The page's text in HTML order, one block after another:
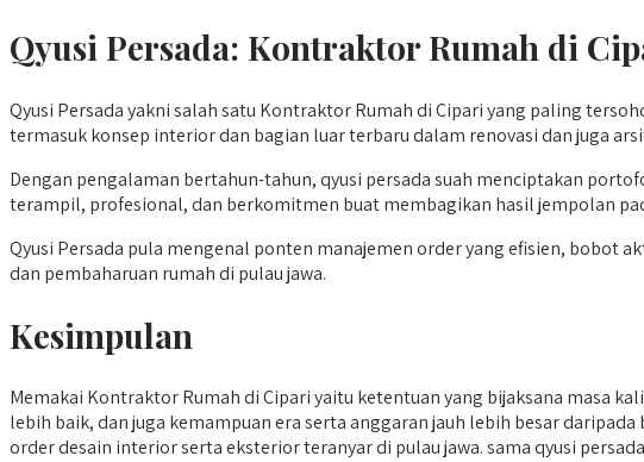
Qyusi Persada: Kontraktor Rumah di
Qyusi Persada yakni salah satu Kontraktor Rumah di Cipari yang paling
termasuk konsep interior dan bagian luar terbaru dalam renovasi dan juga
Dengan pengalaman bertahun-tahun, qyusi persada suah menciptakan
terampil, profesional, dan berkomitmen buat membagikan hasil jempolan
Qyusi Persada pula mengenal ponten manajemen order yang efisien, bobot
dan pembaharuan rumah di pulau jawa.
Kesimpulan
Memakai Kontraktor Rumah di Cipari yaitu ketentuan yang bijaksana masa
lebih baik, dan juga kemampuan era serta anggaran jauh lebih besar
order desain interior serta eksterior teranyar di pulau jawa. sama qyusi